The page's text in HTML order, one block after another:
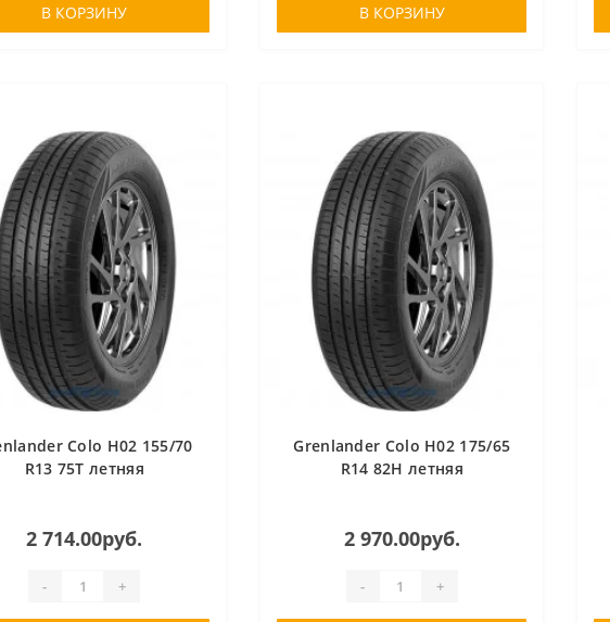
В КОРЗИНУ В КОРЗИНУ
Colo H02 155/70
R13 75T летняя
2 714.00руб.
- +
Grenlander Colo H02 175/65
R14 82H летняя
2 970.00руб.
- +